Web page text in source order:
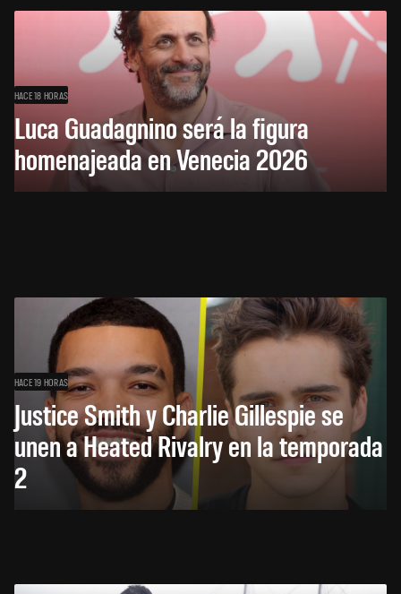
HACE 18 HORAS
Luca Guadagnino será la figura
homenajeada en Venecia 2026
HACE 19 HORAS
Justice Smith y Charlie Gillespie se
unen a Heated Rivalry en la temporada
2